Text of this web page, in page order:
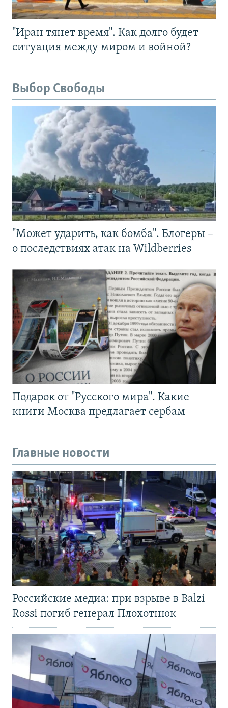
"Иран тянет время". Как долго будет
ситуация между миром и войной?
Выбор Свободы
"Может ударить, как бомба". Блогеры –
о последствиях атак на Wildberries
Подарок от "Русского мира". Какие
книги Москва предлагает сербам
Главные новости
Российские медиа: при взрыве в Balzi
Rossi погиб генерал Плохотнюк